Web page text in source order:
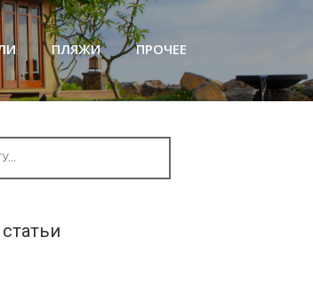
ПРОЧЕЕ
ПЛЯЖИ